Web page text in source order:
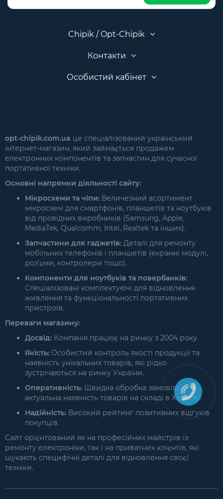
Chipik / Opt-Chipik
Контакти
Особистий кабінет
opt-chipik.com.ua це спеціалізований український
інтернет-магазин, який займається продажем
електронних компонентів та запчастин для сучасної
портативної техніки.
Основні напрямки діяльності сайту:
Мікросхеми та чіпи: Величезний асортимент
мікросхем для смартфонів, планшетів та ноутбуків
від провідних виробників (Samsung, Apple,
MediaTek, Qualcomm, Intel, Realtek та інших).
Запчастини для гаджетів: Деталі для ремонту
мобільних телефонів і планшетів (екранні модулі,
роз'єми, контролери тощо).
Компоненти для ноутбуків та повербанків:
Спеціалізовані комплектуючі для відновлення
живлення та функціональності портативних
пристроїв.
Переваги магазину:
Досвід: Компанія працює на ринку з 2004 року.
Якість: Особистий контроль якості продукції та
наявність унікальних товарів, які рідко
зустрічаються на ринку України.
Оперативність: Швидка обробка замовлень та
актуальна наявність товарів на складі в Харкові.
Надійність: Високий рейтинг позитивних відгуків
покупців.
Сайт орієнтований як на професійних майстрів із
ремонту електроніки, так і на приватних клієнтів, які
шукають специфічні деталі для відновлення своєї
техніки.